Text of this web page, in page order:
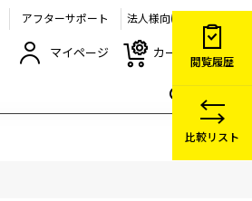
アフターサポート 法人様向け
マイページ カート
閲覧履歴
比較リスト